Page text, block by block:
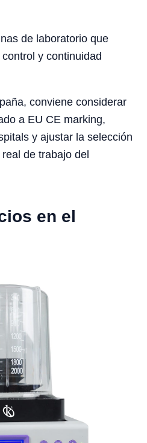
de laboratorio que
y continuidad
conviene considerar
a EU CE marking,
y ajustar la selección
de trabajo del
en el